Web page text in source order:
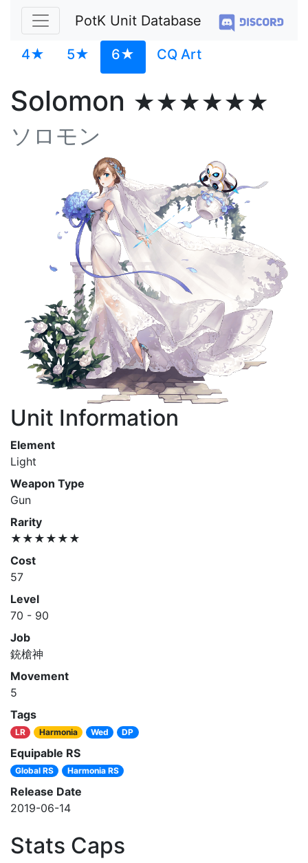
PotK Unit Database
4★ 5★ 6★ CQ Art
Solomon ★★★★★★
ソロモン
Unit Information
Element
Light
Weapon Type
Gun
Rarity
★★★★★★
Cost
57
Level
70 - 90
Job
銃槍神
Movement
5
Tags
LR Harmonia Wed DP
Equipable RS
Global RS Harmonia RS
Release Date
2019-06-14
Stats Caps